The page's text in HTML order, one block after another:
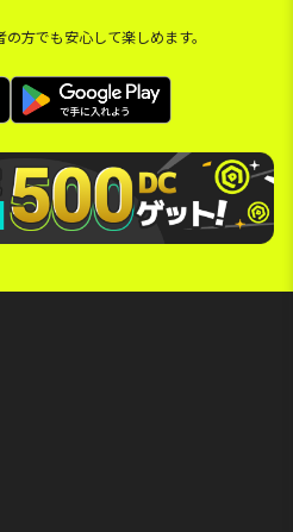
方でも安心して楽しめます。